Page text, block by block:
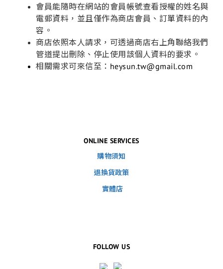
會員能隨時在網站的會員帳號查看授權的姓名與
電郵資料，並且僅作為商店會員、訂單資料的內
容。
商店依照本人請求，可透過商店右上角聯絡我們
管道提出刪除、停止使用該個人資料的要求。
相關需求可來信至： heysun.tw@gmail.com
ONLINE SERVICES
購物須知
退換貨政策
實體店
FOLLOW US